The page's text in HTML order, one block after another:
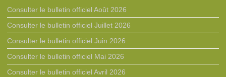
Consulter le bulletin officiel Août 2026
Consulter le bulletin officiel Juillet 2026
Consulter le bulletin officiel Juin 2026
Consulter le bulletin officiel Mai 2026
Consulter le bulletin officiel Avril 2026